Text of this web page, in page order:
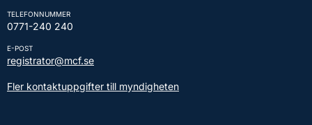
TELEFONNUMMER
0771-240 240
E-POST
registrator@mcf.se
Fler kontaktuppgifter till myndigheten